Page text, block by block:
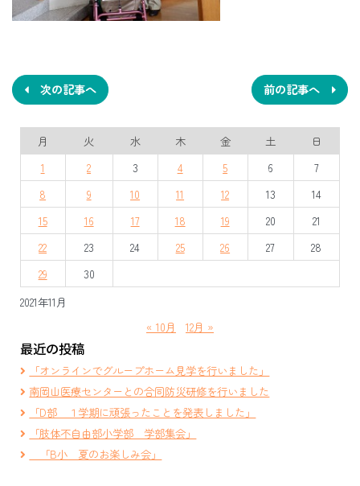
稿
ナ
ビ
ゲ
ー
シ
ョ
ン
前の記事へ
次の記事へ
2021年11月
月 火 水 木 金 土
日
1
2 3 4 5 6
7
8
9 10 11 12 13
14
15
16 17 18 19 20
21
22
23 24 25 26 27
28
29
30
« 10月 12月 »
最近の投稿
「オンラインでグループホーム見学を行いました」
南岡山医療センターとの合同防災研修を行いました
「D部 １学期に頑張ったことを発表しました」
「肢体不自由部小学部 学部集会」
「B小 夏のお楽しみ会」